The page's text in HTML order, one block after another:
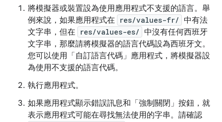
將模擬器或裝置設為使用應用程式不支援的語言。舉
例來說，如果應用程式在 res/values-fr/ 中有法
文字串，但在 res/values-es/ 中沒有任何西班牙
文字串，那麼請將模擬器的語言代碼設為西班牙文。
您可以使用「自訂語言代碼」應用程式，將模擬器設
為使用不支援的語言代碼。
執行應用程式。
如果應用程式顯示錯誤訊息和「強制關閉」按鈕，就
表示應用程式可能在尋找無法使用的字串。請確認